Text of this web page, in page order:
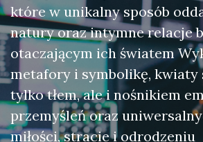
które w unikalny sposób
natury oraz intymne relacje
otaczającym ich światem
metafory i symbolikę, kwiaty
tylko tłem, ale i nośnikiem
przemyśleń oraz
miłości, stracie i odrodzeniu